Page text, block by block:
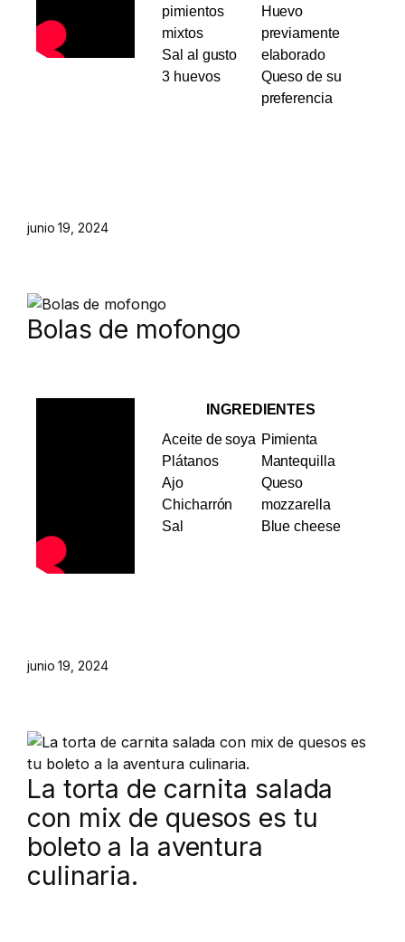
pimientos
mixtos
Sal al gusto
3 huevos
Huevo
previamente
elaborado
Queso de su
preferencia
junio 19, 2024
Bolas de mofongo
INGREDIENTES
Aceite de soya
Plátanos
Ajo
Chicharrón
Sal
Pimienta
Mantequilla
Queso
mozzarella
Blue cheese
junio 19, 2024
La torta de carnita salada
con mix de quesos es tu
boleto a la aventura
culinaria.